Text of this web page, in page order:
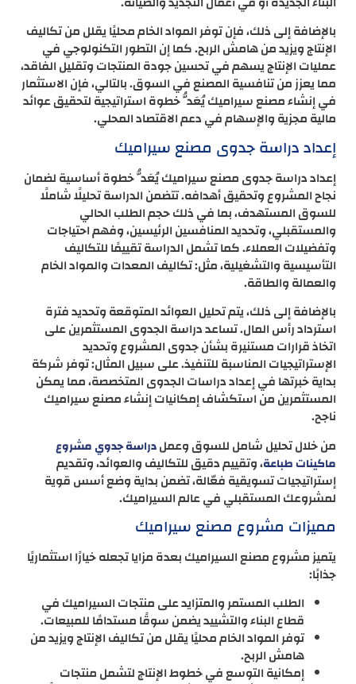
بالإضافة إلى ذلك، فإن توفر المواد الخام محليًا يقلل من تكاليف
الإنتاج ويزيد من هامش الربح. كما إن التطور التكنولوجي في
عمليات الإنتاج يسهم في تحسين جودة المنتجات وتقليل الفاقد،
مما يعزز من تنافسية المصنع في السوق. بالتالي، فإن الاستثمار
في إنشاء مصنع سيراميك يُعَدُّ خطوة استراتيجية لتحقيق عوائد
مالية مجزية والإسهام في دعم الاقتصاد المحلي.
إعداد دراسة جدوى مصنع سيراميك
إعداد دراسة جدوى مصنع سيراميك يُعَدُّ خطوة أساسية لضمان
نجاح المشروع وتحقيق أهدافه. تتضمن الدراسة تحليلًا شاملًا
للسوق المستهدف، بما في ذلك حجم الطلب الحالي
والمستقبلي، وتحديد المنافسين الرئيسين، وفهم احتياجات
وتفضيلات العملاء. كما تشمل الدراسة تقييمًا للتكاليف
التأسيسية والتشغيلية، مثل: تكاليف المعدات والمواد الخام
والعمالة والطاقة.
بالإضافة إلى ذلك، يتم تحليل العوائد المتوقعة وتحديد فترة
استرداد رأس المال. تساعد دراسة الجدوى المستثمرين على
اتخاذ قرارات مستنيرة بشأن جدوى المشروع وتحديد
الإستراتيجيات المناسبة للتنفيذ. على سبيل المثال: توفر شركة
بداية خبرتها في إعداد دراسات الجدوى المتخصصة، مما يمكن
المستثمرين من استكشاف إمكانيات إنشاء مصنع سيراميك
ناجح.
من خلال تحليل شامل للسوق وعملدراسة جدوي مشروع
ماكينات طباعة، وتقييم دقيق للتكاليف والعوائد، وتقديم
إستراتيجيات تسويقية فعّالة، تضمن بداية وضع أسس قوية
لمشروعك المستقبلي في عالم السيراميك.
مميزات مشروع مصنع سيراميك
يتميز مشروع مصنع السيراميك بعدة مزايا تجعله خيارًا استثماريًا
جذابًا:
الطلب المستمر والمتزايد على منتجات السيراميك في
قطاع البناء والتشييد يضمن سوقًا مستدامًا للمبيعات.
توفر المواد الخام محليًا يقلل من تكاليف الإنتاج ويزيد من
هامش الربح.
إمكانية التوسع في خطوط الإنتاج لتشمل منتجات